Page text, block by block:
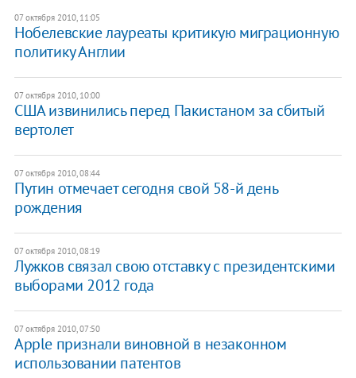
07 октября 2010, 11:05
Нобелевские лауреаты критикую миграционную
политику Англии
07 октября 2010, 10:00
США извинились перед Пакистаном за сбитый
вертолет
07 октября 2010, 08:44
Путин отмечает сегодня свой 58-й день
рождения
07 октября 2010, 08:19
Лужков связал свою отставку с президентскими
выборами 2012 года
07 октября 2010, 07:50
Apple признали виновной в незаконном
использовании патентов